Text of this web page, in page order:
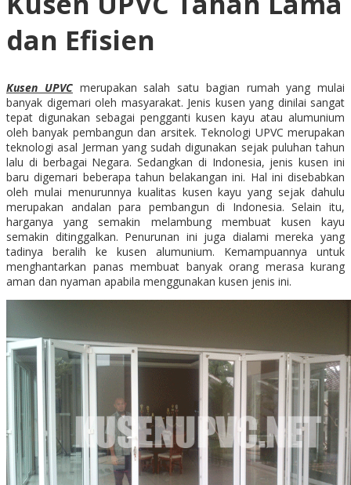
dan Efisien
Kusen UPVCmerupakan salah satu bagian rumah yang mulai
banyak digemari oleh masyarakat. Jenis kusen yang dinilai sangat
tepat digunakan sebagai pengganti kusen kayu atau alumunium
oleh banyak pembangun dan arsitek. Teknologi UPVC merupakan
teknologi asal Jerman yang sudah digunakan sejak puluhan tahun
lalu di berbagai Negara. Sedangkan di Indonesia, jenis kusen ini
baru digemari beberapa tahun belakangan ini. Hal ini disebabkan
oleh mulai menurunnya kualitas kusen kayu yang sejak dahulu
merupakan andalan para pembangun di Indonesia. Selain itu,
harganya yang semakin melambung membuat kusen kayu
semakin ditinggalkan. Penurunan ini juga dialami mereka yang
tadinya beralih ke kusen alumunium. Kemampuannya untuk
menghantarkan panas membuat banyak orang merasa kurang
aman dan nyaman apabila menggunakan kusen jenis ini.